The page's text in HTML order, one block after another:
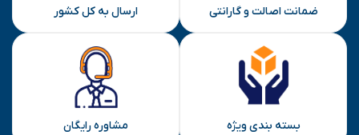
ضمانت اصالت و گارانتی ارسال به کل کشور
بسته بندی ویژه مشاوره رایگان